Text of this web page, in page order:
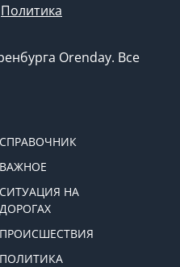
Политика
Orenday. Все
СПРАВОЧНИК
ВАЖНОЕ
СИТУАЦИЯ НА
ДОРОГАХ
ПРОИСШЕСТВИЯ
ПОЛИТИКА